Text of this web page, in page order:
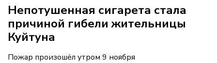
Непотушенная сигарета стала
причиной гибели жительницы
Куйтуна
Пожар произошёл утром 9 ноября